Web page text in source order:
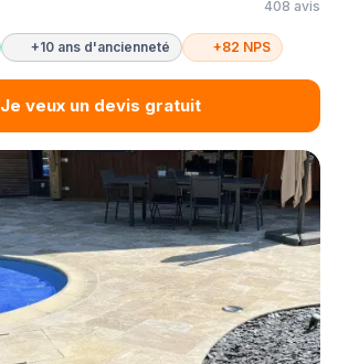
408 avis
+10 ans d'ancienneté +82 NPS
Je veux un devis gratuit